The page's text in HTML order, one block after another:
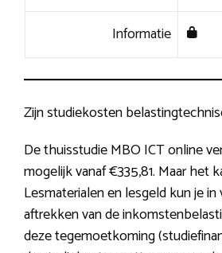
Informatie
Zijn studiekosten
De thuisstudie MBO ICT online
mogelijk vanaf €335,81. Maar het
Lesmaterialen en lesgeld kun je
aftrekken van de
deze tegemoetkoming